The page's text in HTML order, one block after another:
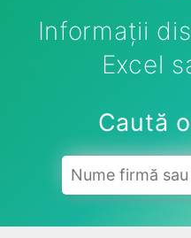
Informații
Excel
Caută